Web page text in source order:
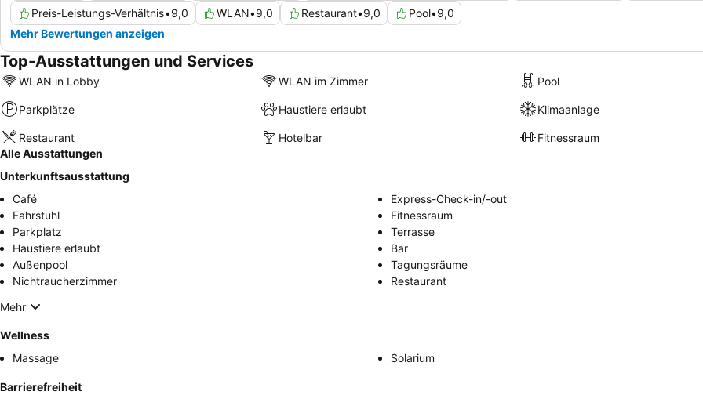
Preis-Leistungs-Verhältnis•9,0 WLAN•9,0 Restaurant•9,0 Pool•9,0
Mehr Bewertungen anzeigen
Top-Ausstattungen und Services
WLAN in Lobby WLAN im Zimmer Pool
Parkplätze Haustiere erlaubt Klimaanlage
Restaurant Hotelbar
Fitnessraum
Alle Ausstattungen
Unterkunftsausstattung
Café
Express-Check-in/-out
Fahrstuhl
Fitnessraum
Parkplatz
Terrasse
Haustiere erlaubt
Bar
Außenpool
Tagungsräume
Nichtraucherzimmer
Restaurant
Mehr
Wellness
Massage
Solarium
Barrierefreiheit